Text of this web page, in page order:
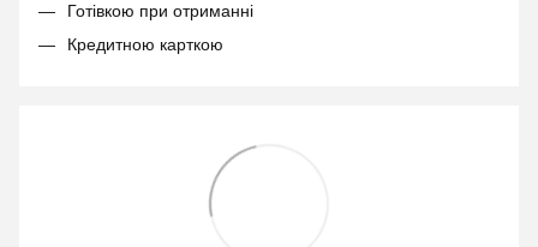
Готівкою при отриманні
Кредитною карткою